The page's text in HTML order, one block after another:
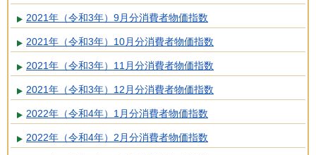
2021年（令和3年）9月分消費者物価指数
2021年（令和3年）10月分消費者物価指数
2021年（令和3年）11月分消費者物価指数
2021年（令和3年）12月分消費者物価指数
2022年（令和4年）1月分消費者物価指数
2022年（令和4年）2月分消費者物価指数